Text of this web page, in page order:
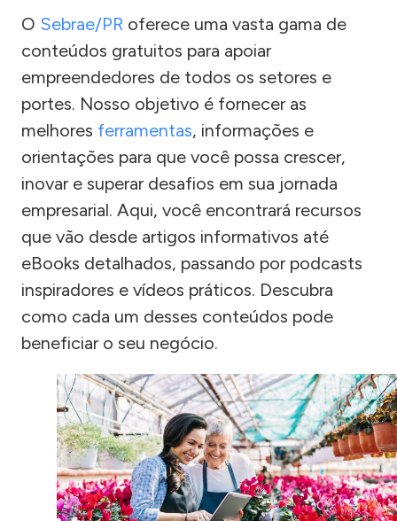
O Sebrae/PR oferece uma vasta gama de
conteúdos gratuitos para apoiar
empreendedores de todos os setores e
portes. Nosso objetivo é fornecer as
melhores ferramentas, informações e
orientações para que você possa crescer,
inovar e superar desafios em sua jornada
empresarial. Aqui, você encontrará recursos
que vão desde artigos informativos até
eBooks detalhados, passando por podcasts
inspiradores e vídeos práticos. Descubra
como cada um desses conteúdos pode
beneficiar o seu negócio.